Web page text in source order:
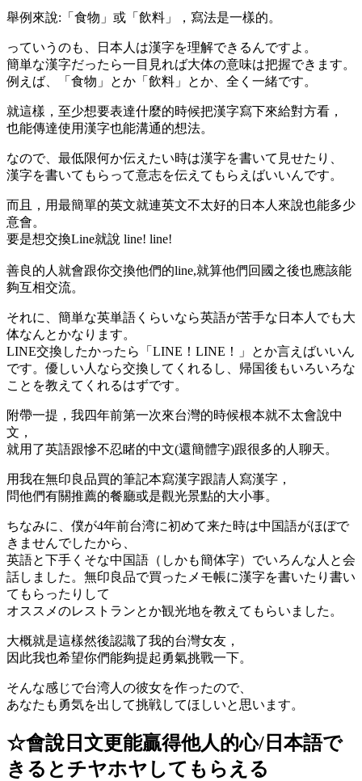
舉例來說:「食物」或「飲料」，寫法是一樣的。
っていうのも、日本人は漢字を理解できるんですよ。
簡単な漢字だったら一目見れば大体の意味は把握できます。
例えば、「食物」とか「飲料」とか、全く一緒です。
就這樣，至少想要表達什麼的時候把漢字寫下來給對方看，
也能傳達使用漢字也能溝通的想法。
なので、最低限何か伝えたい時は漢字を書いて見せたり、
漢字を書いてもらって意志を伝えてもらえばいいんです。
而且，用最簡單的英文就連英文不太好的日本人來說也能多少
意會。
要是想交換Line就說 line! line!
善良的人就會跟你交換他們的line,就算他們回國之後也應該能
夠互相交流。
それに、簡単な英単語くらいなら英語が苦手な日本人でも大
体なんとかなります。
LINE交換したかったら「LINE！LINE！」とか言えばいいん
です。優しい人なら交換してくれるし、帰国後もいろいろな
ことを教えてくれるはずです。
附帶一提，我四年前第一次來台灣的時候根本就不太會說中
文，
就用了英語跟慘不忍睹的中文(還簡體字)跟很多的人聊天。
用我在無印良品買的筆記本寫漢字跟請人寫漢字，
問他們有關推薦的餐廳或是觀光景點的大小事。
ちなみに、僕が4年前台湾に初めて来た時は中国語がほぼで
きませんでしたから、
英語と下手くそな中国語（しかも簡体字）でいろんな人と会
話しました。無印良品で買ったメモ帳に漢字を書いたり書い
てもらったりして
オススメのレストランとか観光地を教えてもらいました。
大概就是這樣然後認識了我的台灣女友，
因此我也希望你們能夠提起勇氣挑戰一下。
そんな感じで台湾人の彼女を作ったので、
あなたも勇気を出して挑戦してほしいと思います。
☆會說日文更能贏得他人的心/日本語で
きるとチヤホヤしてもらえる